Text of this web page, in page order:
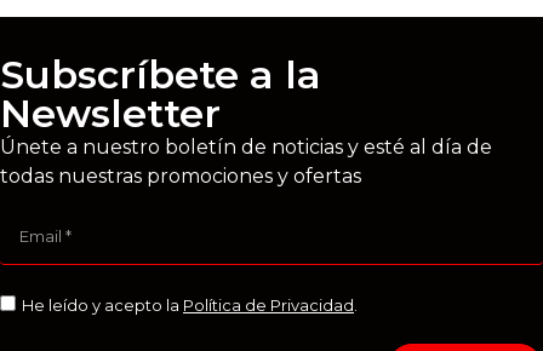
Subscríbete a la
Newsletter
Únete a nuestro boletín de noticias y esté al día de
todas nuestras promociones y ofertas
He leído y acepto la Política de Privacidad.